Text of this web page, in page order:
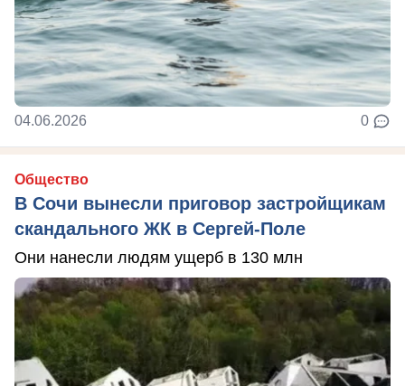
04.06.2026 0
Общество
В Сочи вынесли приговор застройщикам
скандального ЖК в Сергей-Поле
Они нанесли людям ущерб в 130 млн